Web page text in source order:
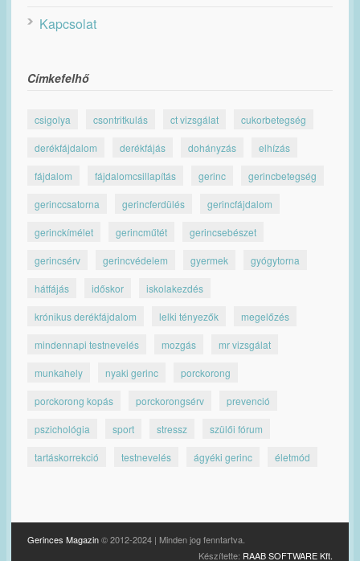
Kapcsolat
Címkefelhő
csigolya csontritkulás ct vizsgálat cukorbetegség
derékfájdalom derékfájás dohányzás elhízás
fájdalom fájdalomcsillapítás gerinc gerincbetegség
gerinccsatorna gerincferdülés gerincfájdalom
gerinckímélet gerincműtét gerincsebészet
gerincsérv gerincvédelem gyermek gyógytorna
hátfájás időskor iskolakezdés
krónikus derékfájdalom lelki tényezők megelőzés
mindennapi testnevelés mozgás mr vizsgálat
munkahely nyaki gerinc porckorong
porckorong kopás porckorongsérv prevenció
pszichológia sport stressz szülői fórum
tartáskorrekció testnevelés ágyéki gerinc életmód
Gerinces Magazin© 2012-2024 | Minden jog fenntartva.
Készítette: RAAB SOFTWARE Kft.